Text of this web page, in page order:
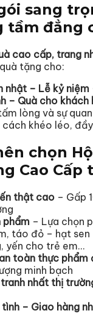
sang
tầm đẳng
cao cấp, trang
tặng cho:
nhật – Lễ kỷ
– Quà cho
lòng và sự
khéo léo,
chọn
Cao Cấp
thật cao – Gấp
phẩm – Lựa chọn
táo đỏ – hạt sen
yến cho trẻ em…
toàn thực phẩm
minh bạch
nhất thị
– Giao hàng